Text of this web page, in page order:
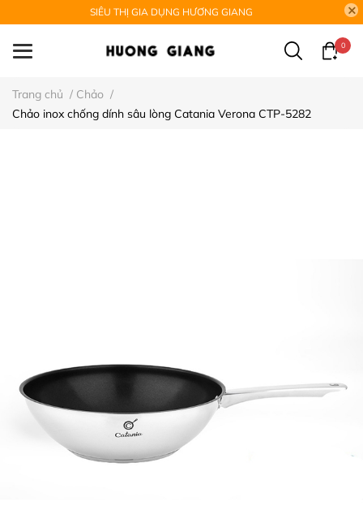
SIÊU THỊ GIA DỤNG HƯƠNG GIANG
0
Trang chủ / Chảo /
Chảo inox chống dính sâu lòng Catania Verona CTP-5282